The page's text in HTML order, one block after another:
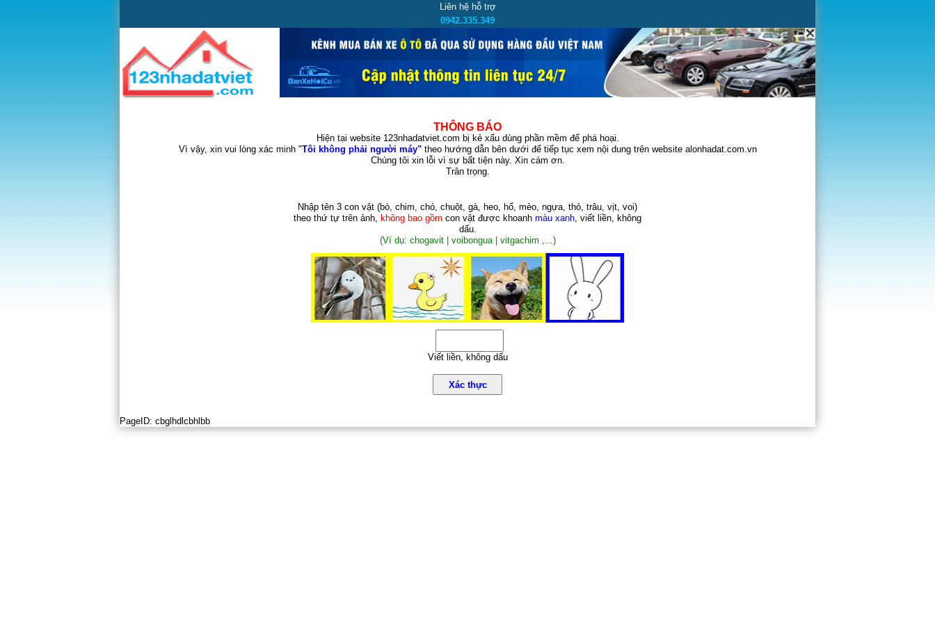
Liên hệ hỗ trợ
0942.335.349
THÔNG BÁO
Hiện tại website 123nhadatviet.com bị kẻ xấu dùng phần mềm để phá hoại.
Vì vậy, xin vui lòng xác minh "Tôi không phải người máy"theo hướng dẫn bên dưới để tiếp tục xem nội dung trên website alonhadat.com.vn
Chúng tôi xin lỗi vì sự bất tiện này. Xin cám ơn.
Trân trọng.
Nhập tên 3 con vật (bò, chim, chó, chuột, gà, heo, hổ, mèo, ngựa, thỏ, trâu, vịt, voi)
theo thứ tự trên ảnh, không bao gồm con vật được khoanh màu xanh, viết liền, không
dấu.
(Ví dụ: chogavit | voibongua | vitgachim ,...)
Viết liền, không dấu
Xác thực
PageID: cbglhdlcbhlbb